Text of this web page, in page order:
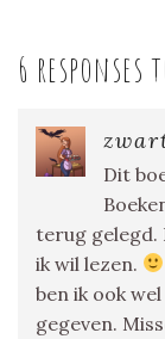
6 responses
Dit
terug gelegd.
ik wil lezen.
ben ik ook
gegeven.